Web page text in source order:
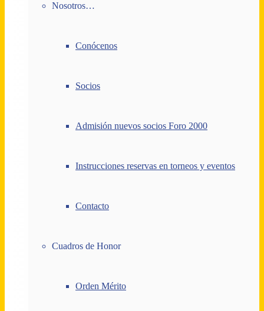
Nosotros…
Conócenos
Socios
Admisión nuevos socios Foro 2000
Instrucciones reservas en torneos y eventos
Contacto
Cuadros de Honor
Orden Mérito